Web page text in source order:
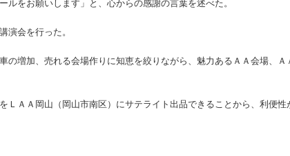
をお願いします」と、心からの感謝の言葉を述べた。
演会を行った。
増加、売れる会場作りに知恵を絞りながら、魅力あるＡＡ会場、
ＡＡ岡山（岡山市南区）にサテライト出品できることから、利便